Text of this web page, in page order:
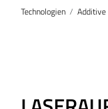
Technologien Additive